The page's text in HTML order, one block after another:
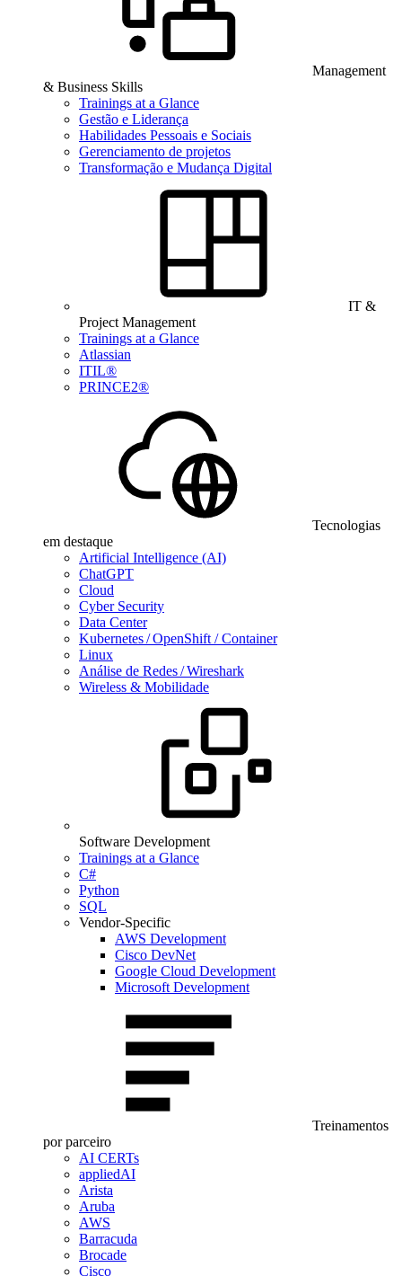
Management
& Business Skills
Trainings at a Glance
Gestão e Liderança
Habilidades Pessoais e Sociais
Gerenciamento de projetos
Transformação e Mudança Digital
IT &
Project Management
Trainings at a Glance
Atlassian
ITIL®
PRINCE2®
Tecnologias
em destaque
Artificial Intelligence (AI)
ChatGPT
Cloud
Cyber Security
Data Center
Kubernetes / OpenShift / Container
Linux
Análise de Redes / Wireshark
Wireless & Mobilidade
Software Development
Trainings at a Glance
C#
Python
SQL
Vendor-Specific
AWS Development
Cisco DevNet
Google Cloud Development
Microsoft Development
Treinamentos
por parceiro
AI CERTs
appliedAI
Arista
Aruba
AWS
Barracuda
Brocade
Cisco